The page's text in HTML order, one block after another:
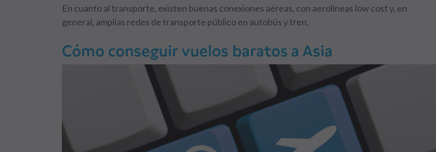
En cuanto al transporte, existen buenas conexiones aéreas, con aerolíneas low cost y, en
general, amplias redes de transporte público en autobús y tren.
Cómo conseguir vuelos baratos a Asia